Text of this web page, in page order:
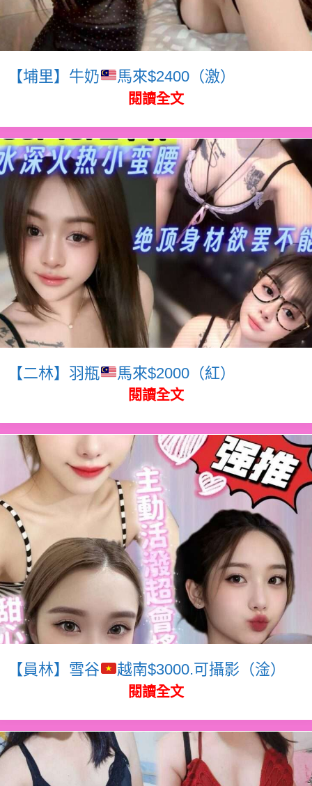
【埔里】牛奶 馬來$2400（激）
閱讀全文
【二林】羽瓶 馬來$2000（紅）
閱讀全文
【員林】雪谷 越南$3000.可攝影（淦）
閱讀全文